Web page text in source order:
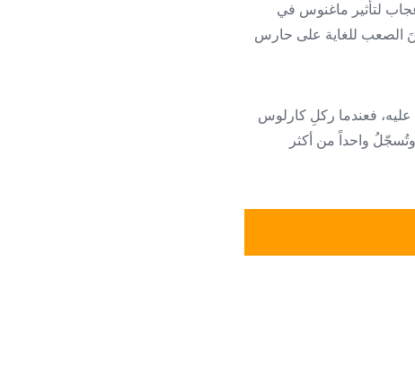
أكثرِ العروضِ إثارةً للإعجاب لتأثير ماغنوس في
لتأثير ماغنوس جعلَ منَ الصعب للغاية على حارس
عليه، فعندما ركلِ كارلوس
واحداً من أكثر